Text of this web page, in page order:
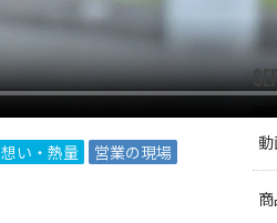
想い・熱量
営業の現場